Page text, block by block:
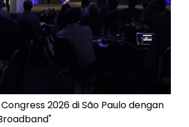
2026 di São Paulo dengan